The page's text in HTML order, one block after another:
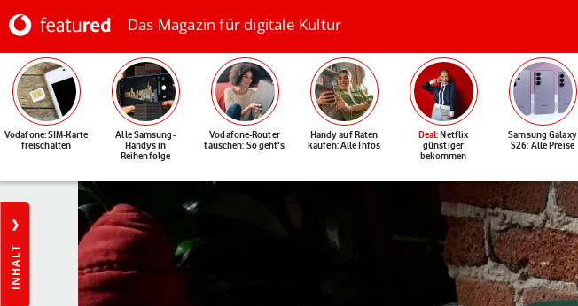
Das Magazin für digitale Kultur
Vodafone: SIM-Karte
freischalten
Alle Samsung-
Handys in
Reihenfolge
Vodafone-Router
tauschen: So geht's
Handy auf Raten
kaufen: Alle Infos
Deal: Netflix
günstiger
bekommen
Samsung Galaxy
S26: Alle Preise
INHALT